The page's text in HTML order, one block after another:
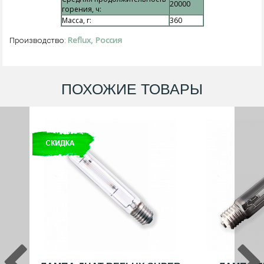
горения, ч:
20000
Масса, г:
360
Производство: Reflux, Россия
ПОХОЖИЕ ТОВАРЫ